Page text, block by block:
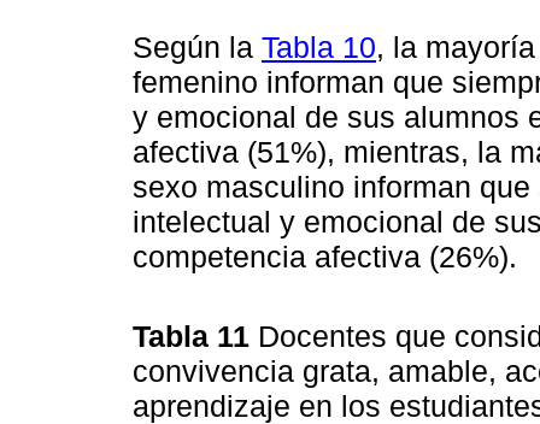
Según la Tabla 10, la
femenino informan que
y emocional de sus alumnos
afectiva (51%), mientras, la
sexo masculino informan
intelectual y emocional de
competencia afectiva (26%).
Tabla 11 Docentes que
convivencia grata, amable,
aprendizaje en los